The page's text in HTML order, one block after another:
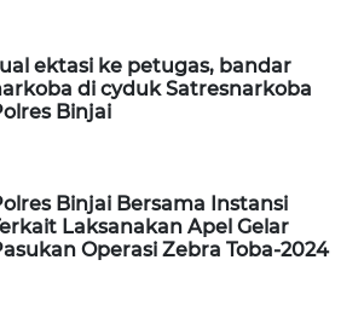
ektasi ke petugas, bandar
di cyduk Satresnarkoba
Binjai
Binjai Bersama Instansi
Laksanakan Apel Gelar
Operasi Zebra Toba-2024